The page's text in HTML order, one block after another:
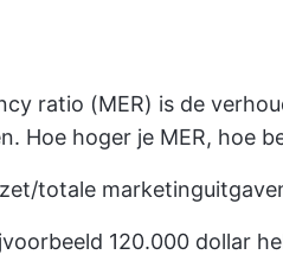
ratio (MER) is de
Hoe hoger je MER, hoe
totale
120.000 dollar